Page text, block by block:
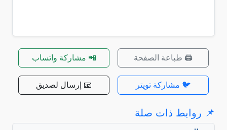
🖨️ طباعة الصفحة 📲 مشاركة واتساب
🐦 مشاركة تويتر 📧 إرسال لصديق
📌 روابط ذات صلة